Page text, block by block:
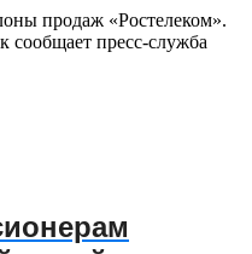
продаж «Ростелеком».
сообщает пресс-служба